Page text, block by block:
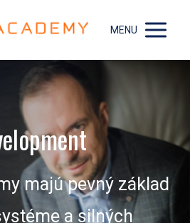
MENU
majú pevný základ
a silných